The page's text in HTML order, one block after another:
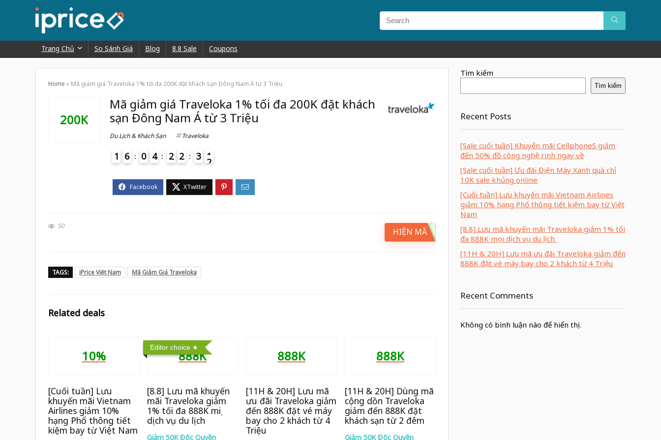
Trang Chủ So Sánh Giá Blog 8.8 Sale Coupons
Home » Mã giảm giá Traveloka 1% tối đa 200K đặt khách sạn Đông Nam Á từ 3 Triệu
200K
Mã giảm giá Traveloka 1% tối đa 200K đặt khách
sạn Đông Nam Á từ 3 Triệu
Du Lịch & Khách Sạn Traveloka
1 6 0 4 2 2 3 1
50
HIỆN MÃ
TAGS: iPrice Việt Nam Mã Giảm Giá Traveloka
Related deals
10%
[Cuối tuần] Lưu
khuyến mãi Vietnam
Airlines giảm 10%
hạng Phổ thông tiết
kiệm bay từ Việt Nam
Editor choice
888K
[8.8] Lưu mã khuyến
mãi Traveloka giảm
1% tối đa 888K mọi
dịch vụ du lịch
Giảm 50K Độc Quyền
888K
[11H & 20H] Lưu mã
ưu đãi Traveloka giảm
đến 888K đặt vé máy
bay cho 2 khách từ 4
Triệu
888K
[11H & 20H] Dùng mã
cộng dồn Traveloka
giảm đến 888K đặt
khách sạn từ 2 đêm
Giảm 50K Độc Quyền
Tìm kiếm
Tìm kiếm
Recent Posts
[Sale cuối tuần] Khuyến mãi CellphoneS giảm
đến 50% đồ công nghệ rinh ngay về
[Sale cuối tuần] Ưu đãi Điện Máy Xanh quà chỉ
10K sale khủng online
[Cuối tuần] Lưu khuyến mãi Vietnam Airlines
giảm 10% hạng Phổ thông tiết kiệm bay từ Việt
Nam
[8.8] Lưu mã khuyến mãi Traveloka giảm 1% tối
đa 888K mọi dịch vụ du lịch
[11H & 20H] Lưu mã ưu đãi Traveloka giảm đến
888K đặt vé máy bay cho 2 khách từ 4 Triệu
Recent Comments
Không có bình luận nào để hiển thị.